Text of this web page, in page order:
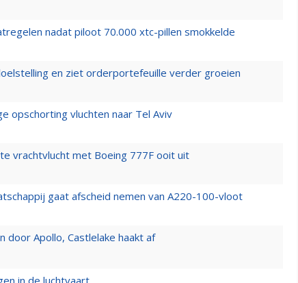
nadat piloot 70.000 xtc-pillen smokkelde
en ziet orderportefeuille verder groeien
opschorting vluchten naar Tel Aviv
vrachtvlucht met Boeing 777F ooit uit
gaat afscheid nemen van A220-100-vloot
door Apollo, Castlelake haakt af